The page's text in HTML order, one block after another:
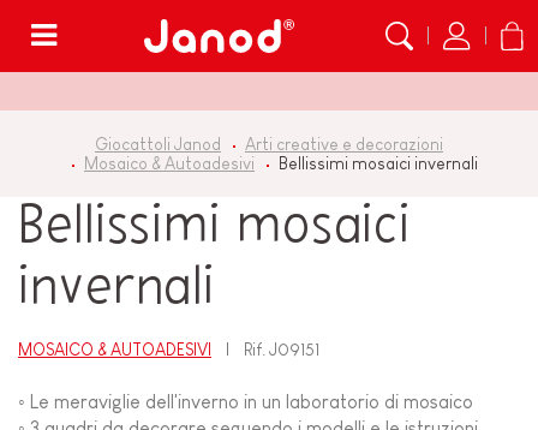
Giocattoli Janod
Arti creative e decorazioni
Mosaico & Autoadesivi
Bellissimi mosaici invernali
Bellissimi mosaici
invernali
MOSAICO & AUTOADESIVI Rif.J09151
◦ Le meraviglie dell'inverno in un laboratorio di mosaico